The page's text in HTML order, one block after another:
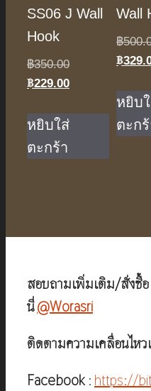
SS06 J Wall
Hook
฿350.00Original
price
฿350.00.
฿229.00Current
is:
หยิบใส่
ตะกร้า
Wall
฿
฿
หยิบ
ตะก
สอบถามเพิ่มเติม/สั่งซื้
นี่@Worasri
ติดตามความเคลื่อนไห
Facebook : https://